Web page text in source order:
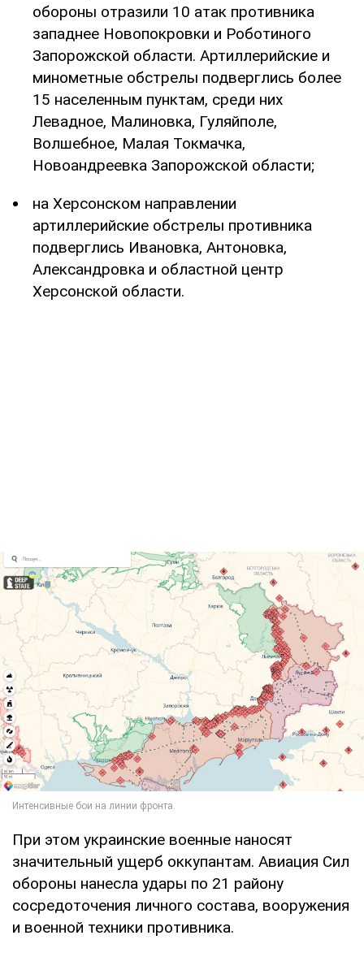
обороны отразили 10 атак противника
западнее Новопокровки и Роботиного
Запорожской области. Артиллерийские и
минометные обстрелы подверглись более
15 населенным пунктам, среди них
Левадное, Малиновка, Гуляйполе,
Волшебное, Малая Токмачка,
Новоандреевка Запорожской области;
на Херсонском направлении
артиллерийские обстрелы противника
подверглись Ивановка, Антоновка,
Александровка и областной центр
Херсонской области.
При этом украинские военные наносят
значительный ущерб оккупантам. Авиация Сил
обороны нанесла удары по 21 району
сосредоточения личного состава, вооружения
и военной техники противника.